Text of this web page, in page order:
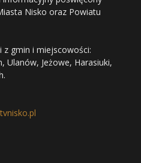
Nisko oraz Powiatu
z gmin i miejscowości:
Ulanów, Jeżowe, Harasiuki,